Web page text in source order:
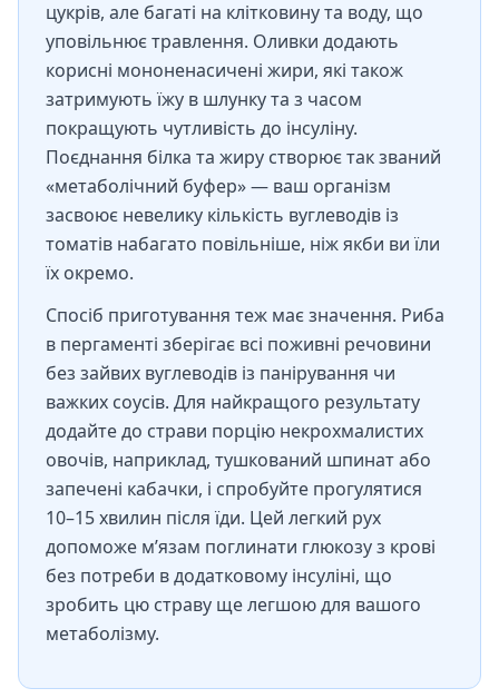
цукрів, але багаті на клітковину та воду, що
уповільнює травлення. Оливки додають
корисні мононенасичені жири, які також
затримують їжу в шлунку та з часом
покращують чутливість до інсуліну.
Поєднання білка та жиру створює так званий
«метаболічний буфер» — ваш організм
засвоює невелику кількість вуглеводів із
томатів набагато повільніше, ніж якби ви їли
їх окремо.
Спосіб приготування теж має значення. Риба
в пергаменті зберігає всі поживні речовини
без зайвих вуглеводів із панірування чи
важких соусів. Для найкращого результату
додайте до страви порцію некрохмалистих
овочів, наприклад, тушкований шпинат або
запечені кабачки, і спробуйте прогулятися
10–15 хвилин після їди. Цей легкий рух
допоможе м’язам поглинати глюкозу з крові
без потреби в додатковому інсуліні, що
зробить цю страву ще легшою для вашого
метаболізму.